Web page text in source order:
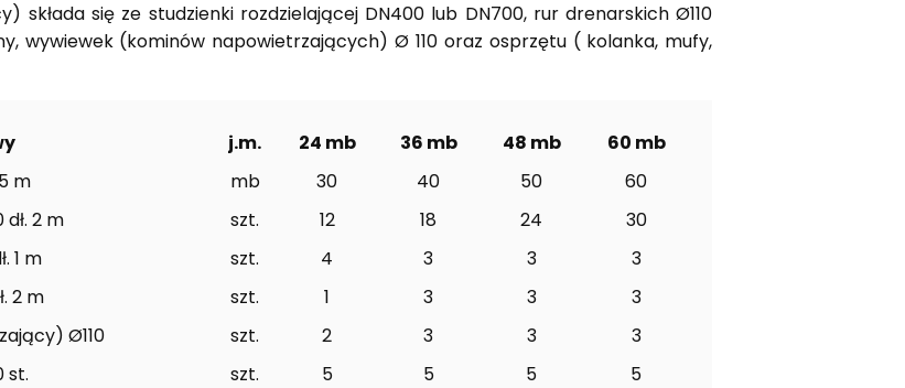
składa się ze studzienki rozdzielającej DN400 lub DN700, rur drenarskich Ø110
wywiewek (kominów napowietrzających) Ø 110 oraz osprzętu ( kolanka, mufy,
j.m. 24 mb 36 mb 48 mb
60 mb
m
mb 30 40 50
60
2 m
szt. 12 18 24
30
1 m
szt. 4 3 3
3
2 m
szt. 1 3 3
3
Ø110
szt. 2 3 3
3
st.
szt. 5 5 5 5